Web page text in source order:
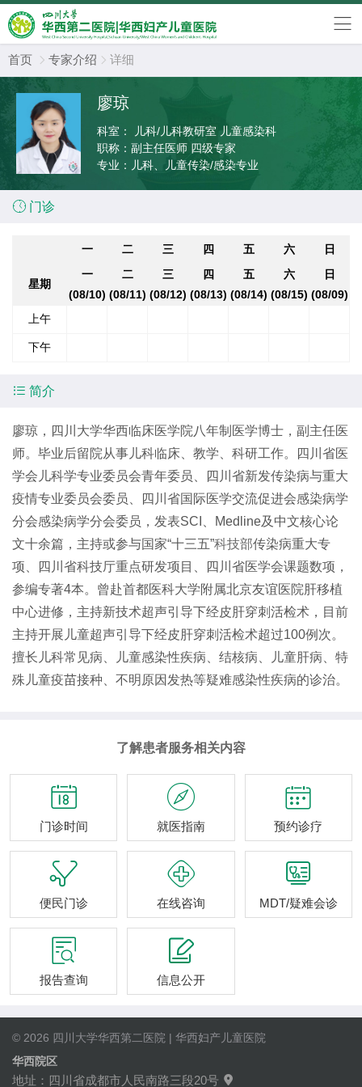
首页  专家介绍  详细
廖琼
科室：
儿科/儿科教研室 儿童感染科
职称： 副主任医师 四级专家
专业： 儿科、儿童传染/感染专业
 门诊
一 二 三 四 五 六 日
星期
一
(08/10)
二
(08/11)
三
(08/12)
四
(08/13)
五
(08/14)
六
(08/15)
日
(08/09)
上午
下午
 简介
廖琼，四川大学华西临床医学院八年制医学博士，副主任医
师。毕业后留院从事儿科临床、教学、科研工作。四川省医
学会儿科学专业委员会青年委员、四川省新发传染病与重大
疫情专业委员会委员、四川省国际医学交流促进会感染病学
分会感染病学分会委员，发表SCI、Medline及中文核心论
文十余篇，主持或参与国家“十三五”科技部传染病重大专
项、四川省科技厅重点研发项目、四川省医学会课题数项，
参编专著4本。曾赴首都医科大学附属北京友谊医院肝移植
中心进修，主持新技术超声引导下经皮肝穿刺活检术，目前
主持开展儿童超声引导下经皮肝穿刺活检术超过100例次。
擅长儿科常见病、儿童感染性疾病、结核病、儿童肝病、特
殊儿童疫苗接种、不明原因发热等疑难感染性疾病的诊治。
了解患者服务相关内容

门诊时间

就医指南

预约诊疗

便民门诊

在线咨询

MDT/疑难会诊

报告查询

信息公开
© 2026 四川大学华西第二医院 | 华西妇产儿童医院
华西院区
地址：四川省成都市人民南路三段20号 